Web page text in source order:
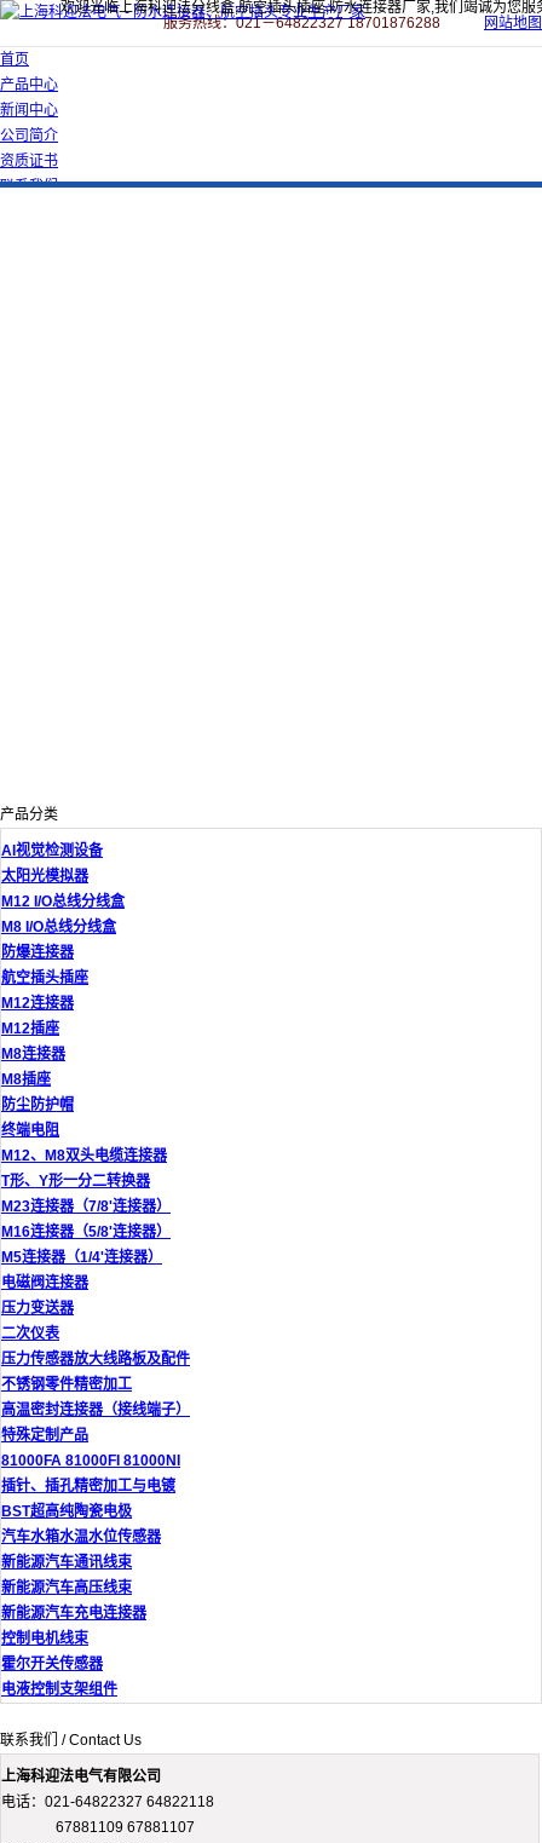
欢迎光临上海科迎法分线盒,航空插头插座,防水连接器厂家,我们竭诚为您服
服务热线：021－64822327 18701876288
网站地图
首页
产品中心
新闻中心
公司简介
资质证书
联系我们
产品分类
AI视觉检测设备
太阳光模拟器
M12 I/O总线分线盒
M8 I/O总线分线盒
防爆连接器
航空插头插座
M12连接器
M12插座
M8连接器
M8插座
防尘防护帽
终端电阻
M12、M8双头电缆连接器
T形、Y形一分二转换器
M23连接器（7/8'连接器）
M16连接器（5/8'连接器）
M5连接器（1/4'连接器）
电磁阀连接器
压力变送器
二次仪表
压力传感器放大线路板及配件
不锈钢零件精密加工
高温密封连接器（接线端子）
特殊定制产品
81000FA 81000FI 81000NI
插针、插孔精密加工与电镀
BST超高纯陶瓷电极
汽车水箱水温水位传感器
新能源汽车通讯线束
新能源汽车高压线束
新能源汽车充电连接器
控制电机线束
霍尔开关传感器
电液控制支架组件
联系我们 / Contact Us
上海科迎法电气有限公司
电话：021-64822327 64822118
67881109 67881107